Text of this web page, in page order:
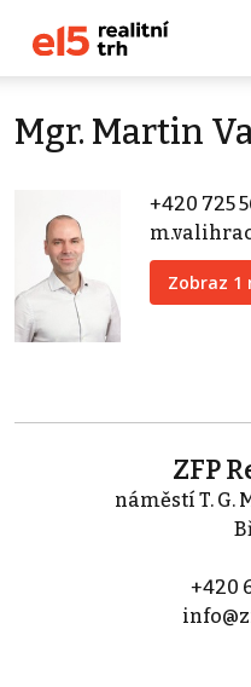
Mgr. Martin
+420 725
Zobraz 1
ZFP
náměstí T. G.
+420